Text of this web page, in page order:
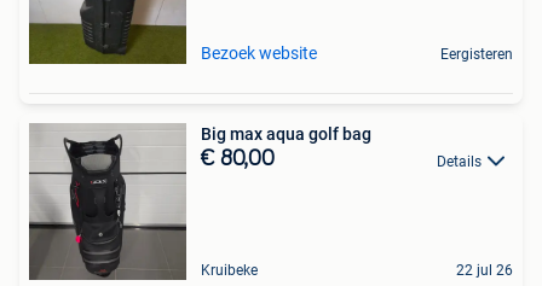
Bezoek website Eergisteren
Big max aqua golf bag
€ 80,00 Details
Kruibeke 22 jul 26